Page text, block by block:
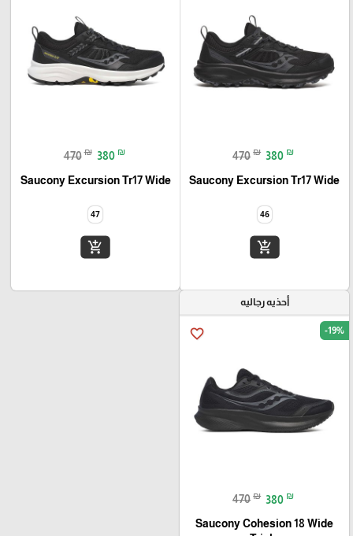
470 ₪ 380 ₪
Saucony Excursion Tr17 Wide
46
add_shopping_cart
470 ₪ 380 ₪
Saucony Excursion Tr17 Wide
47
add_shopping_cart
أحذيه رجاليه
favorite_border -19%
470 ₪ 380 ₪
Saucony Cohesion 18 Wide